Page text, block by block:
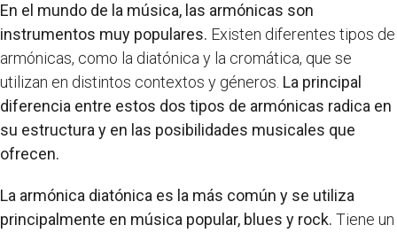
En el mundo de la música, las armónicas son
instrumentos muy populares. Existen diferentes tipos de
armónicas, como la diatónica y la cromática, que se
utilizan en distintos contextos y géneros. La principal
diferencia entre estos dos tipos de armónicas radica en
su estructura y en las posibilidades musicales que
ofrecen.
La armónica diatónica es la más común y se utiliza
principalmente en música popular, blues y rock. Tiene un